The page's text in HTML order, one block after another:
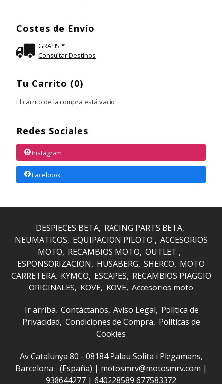
Costes de Envío
GRATIS *
Consultar Destinos
Tu Carrito (0)
El carrito de la compra está vacío
Redes Sociales
Instagram
Facebook
DESPIECES BETA RACING PARTS BETA
NEUMATICOS EQUIPACION PILOTO
ACCESORIOS
MOTO RECAMBIOS MOTO OUTLET
ESPONSORIZACION
HUSABERG SHERCO MOTO
CARRETERA KYMCO ESCAPES RECAMBIOS PIAGGIO
ORIGINALES KOVE KOVE Accesorios moto
Ir arriba Contáctanos Aviso Legal Política de
Privacidad Condiciones de Compra Políticas de
Cookies
Av Catalunya 80 - 08184 Palau Solita i Plegamans,
Barcelona - (España) | motosmrv@motosmrv.com |
938644277 | 640228589 677583372